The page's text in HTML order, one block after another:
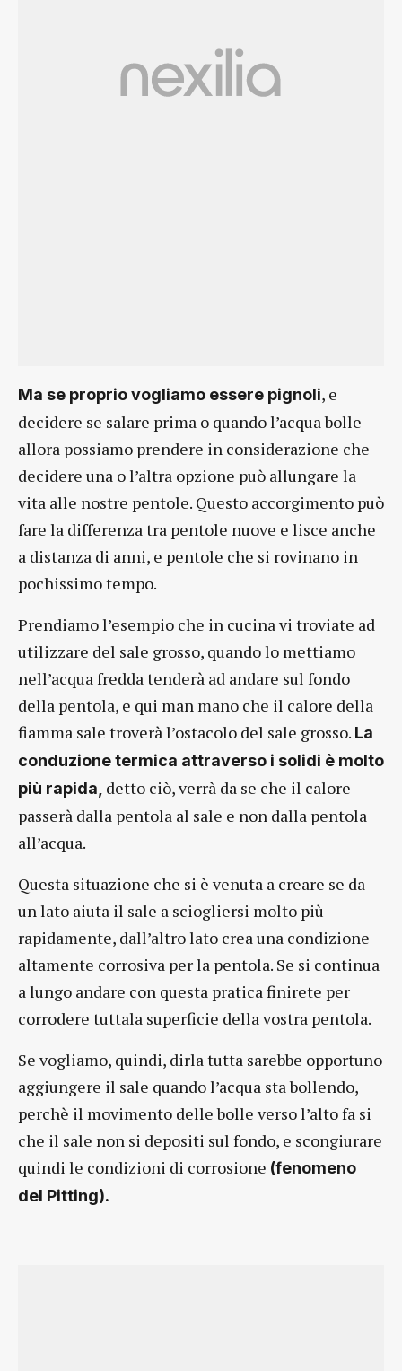
Ma se proprio vogliamo essere pignoli, e
decidere se salare prima o quando l’acqua bolle
allora possiamo prendere in considerazione che
decidere una o l’altra opzione può allungare la
vita alle nostre pentole. Questo accorgimento può
fare la differenza tra pentole nuove e lisce anche
a distanza di anni, e pentole che si rovinano in
pochissimo tempo.
Prendiamo l’esempio che in cucina vi troviate ad
utilizzare del sale grosso, quando lo mettiamo
nell’acqua fredda tenderà ad andare sul fondo
della pentola, e qui man mano che il calore della
fiamma sale troverà l’ostacolo del sale grosso. La
conduzione termica attraverso i solidi è molto
più rapida, detto ciò, verrà da se che il calore
passerà dalla pentola al sale e non dalla pentola
all’acqua.
Questa situazione che si è venuta a creare se da
un lato aiuta il sale a sciogliersi molto più
rapidamente, dall’altro lato crea una condizione
altamente corrosiva per la pentola. Se si continua
a lungo andare con questa pratica finirete per
corrodere tuttala superficie della vostra pentola.
Se vogliamo, quindi, dirla tutta sarebbe opportuno
aggiungere il sale quando l’acqua sta bollendo,
perchè il movimento delle bolle verso l’alto fa si
che il sale non si depositi sul fondo, e scongiurare
quindi le condizioni di corrosione (fenomeno
del Pitting).